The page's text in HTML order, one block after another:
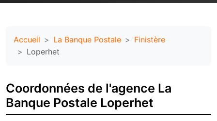
Accueil La Banque Postale
Finistère
Loperhet
Coordonnées de l'agence La
Banque Postale Loperhet